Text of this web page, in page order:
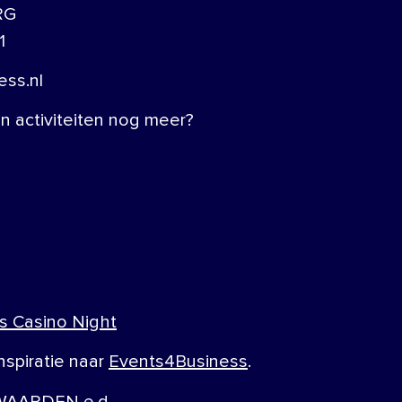
activiteiten nog meer?
Casino Night
naar Events4Business.